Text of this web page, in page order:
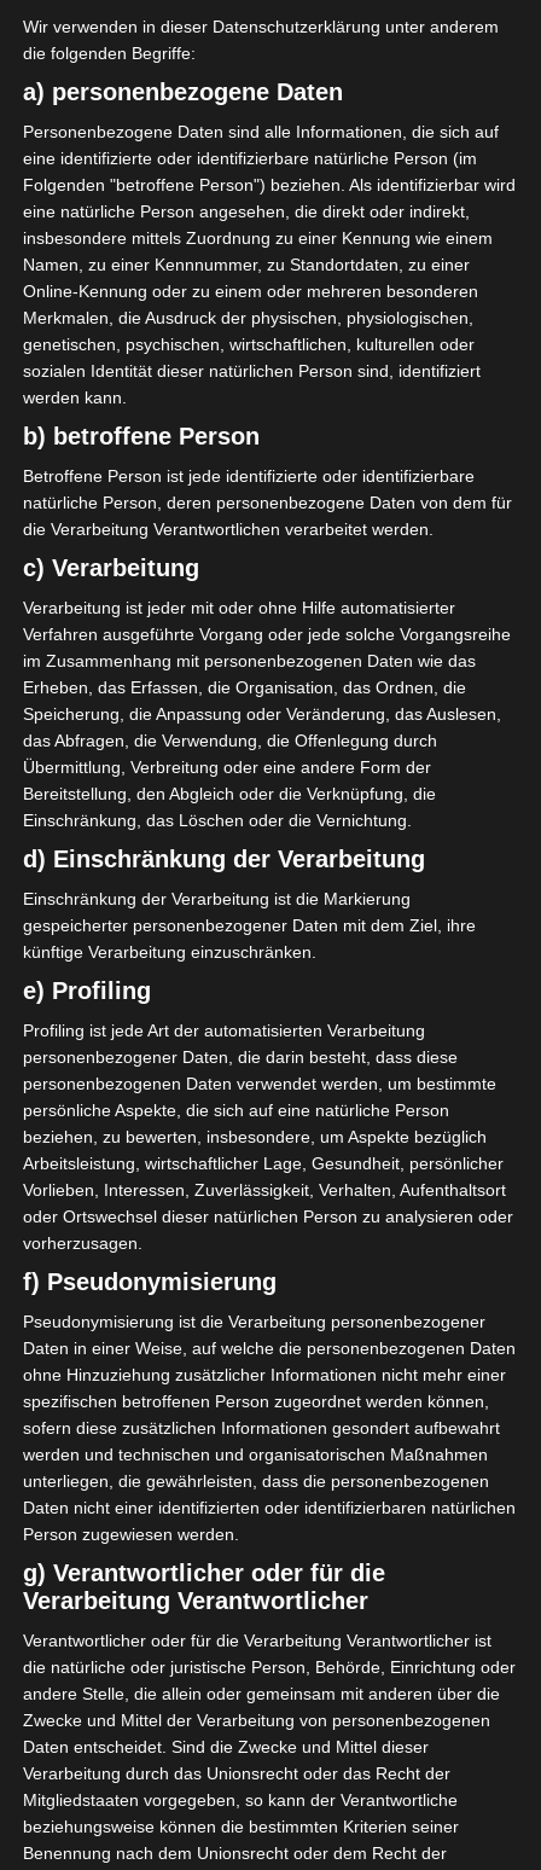
3. Spieltag 2020/21,Hinrunde,Ligue 1,Tunesien
Sonntag, 31 Oktober 2021:Im Spiel US Tataouine
gegen ES Métlaoui trennten sich die beiden
Mannschaften mit 1:1 während in der Begegnung US
Ben Guerdane gegen CS Sfaxien ein knapper
Auswärtssieg für Sfax herauskam. In der Tabelle der
Gruppe A führt US Tataouine vor ES Tunis und ES
Hammam Sousse.
In der Gruppe B fanden ebenfalls zwei Spiele statt.
Im Lokalderby von US Monastir gegen ES Sousse
sichern. Den Treffer erzielte Youssef Abdelli in der 23
Minute. Der Club Africain aus Tunis hatte den AS
von Adem Tawssi in der 81 Minute mit 1:0. Mit drei
gewonnenen Spielen in Folge führt US Monastir die
Tabelle der Gruppe B an, gefolgt von Olympique Béjà
und Club Africain.
Samstag, 30 Okt 2021:Am dritten Spieltag der Liga 1
standen am Samstag, den 30. Oktober vier Spiele an,
die hinter verschlossenen Türen ausgetragen
wurden. In der Gruppe A verlor CA Bizertin gegen
Esperance Tunis mit 1:2. ES Hammam-Sousse blieb
mit 2:1 gegen CS Hammam-Lif siegreich. In der
Gruppe B blieb CS Chebba gegen Olympique de Béja
mit 1:0 siegreich, während Esperance Sportive Zarzis
und AS Rejiche sich torlos 0:0 trennten. Die restlichen
vier Spiele werden am Sonntag, den 31 Okt. 2021
ausgetragen.
Für die Nutzung von Google Adsense (Google Ireland Limited,
Gordon House, Barrow Street, Dublin, D04 E5W5, Ireland)
benötigen wir laut DSGVO Ihre Zustimmung. Es werden seitens
Google Adsense personenbezogene Daten erhoben,
verarbeitet und gespeichert. Welche Daten genau entnehmen
Google Adsenseist deaktiviert.
Datenschutzbedingungen
Die nationale FTF-Schiedsrichterabteilung hat die
Ansetzung der Schiedsrichter für die Spiele der Liga
1 des 3. Spieltages wie folgt bekannt gegeben:
Gruppe A
Samstag, 30. Oktober um 14:30 Uhr
CA Bizertin gegen Esperance Tunis (Fredj Abdellaoui)
ES Hammam-Sousse gegen CS Hammam-Lif (Mejdi
Belhaj Ali)
Sonntag, 31. Oktober um 14.30 Uhr
US Tataouine gegen ES Métlaoui (Badis Ben Salah)
US Ben Guerdane gegen CS Sfaxien (Mohamed Fanni)
Gruppe B
Wir verwenden in dieser Datenschutzerklärung unter anderem
die folgenden Begriffe:
a) personenbezogene Daten
Personenbezogene Daten sind alle Informationen, die sich auf
eine identifizierte oder identifizierbare natürliche Person (im
Folgenden "betroffene Person") beziehen. Als identifizierbar wird
eine natürliche Person angesehen, die direkt oder indirekt,
insbesondere mittels Zuordnung zu einer Kennung wie einem
Namen, zu einer Kennnummer, zu Standortdaten, zu einer
Online-Kennung oder zu einem oder mehreren besonderen
Merkmalen, die Ausdruck der physischen, physiologischen,
genetischen, psychischen, wirtschaftlichen, kulturellen oder
sozialen Identität dieser natürlichen Person sind, identifiziert
werden kann.
b) betroffene Person
Betroffene Person ist jede identifizierte oder identifizierbare
natürliche Person, deren personenbezogene Daten von dem für
die Verarbeitung Verantwortlichen verarbeitet werden.
c) Verarbeitung
Verarbeitung ist jeder mit oder ohne Hilfe automatisierter
Verfahren ausgeführte Vorgang oder jede solche Vorgangsreihe
im Zusammenhang mit personenbezogenen Daten wie das
Erheben, das Erfassen, die Organisation, das Ordnen, die
Speicherung, die Anpassung oder Veränderung, das Auslesen,
das Abfragen, die Verwendung, die Offenlegung durch
Übermittlung, Verbreitung oder eine andere Form der
Bereitstellung, den Abgleich oder die Verknüpfung, die
Einschränkung, das Löschen oder die Vernichtung.
d) Einschränkung der Verarbeitung
Einschränkung der Verarbeitung ist die Markierung
gespeicherter personenbezogener Daten mit dem Ziel, ihre
künftige Verarbeitung einzuschränken.
e) Profiling
Profiling ist jede Art der automatisierten Verarbeitung
personenbezogener Daten, die darin besteht, dass diese
personenbezogenen Daten verwendet werden, um bestimmte
persönliche Aspekte, die sich auf eine natürliche Person
beziehen, zu bewerten, insbesondere, um Aspekte bezüglich
Arbeitsleistung, wirtschaftlicher Lage, Gesundheit, persönlicher
Vorlieben, Interessen, Zuverlässigkeit, Verhalten, Aufenthaltsort
oder Ortswechsel dieser natürlichen Person zu analysieren oder
vorherzusagen.
f) Pseudonymisierung
Pseudonymisierung ist die Verarbeitung personenbezogener
Daten in einer Weise, auf welche die personenbezogenen Daten
ohne Hinzuziehung zusätzlicher Informationen nicht mehr einer
spezifischen betroffenen Person zugeordnet werden können,
sofern diese zusätzlichen Informationen gesondert aufbewahrt
werden und technischen und organisatorischen Maßnahmen
unterliegen, die gewährleisten, dass die personenbezogenen
Daten nicht einer identifizierten oder identifizierbaren natürlichen
Person zugewiesen werden.
g) Verantwortlicher oder für die
Verarbeitung Verantwortlicher
Verantwortlicher oder für die Verarbeitung Verantwortlicher ist
die natürliche oder juristische Person, Behörde, Einrichtung oder
andere Stelle, die allein oder gemeinsam mit anderen über die
Zwecke und Mittel der Verarbeitung von personenbezogenen
Daten entscheidet. Sind die Zwecke und Mittel dieser
Verarbeitung durch das Unionsrecht oder das Recht der
Mitgliedstaaten vorgegeben, so kann der Verantwortliche
beziehungsweise können die bestimmten Kriterien seiner
Benennung nach dem Unionsrecht oder dem Recht der